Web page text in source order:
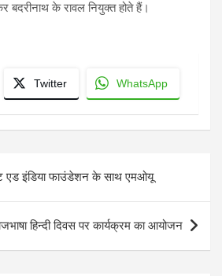
बदरीनाथ के रावल नियुक्त होते हैं।
Twitter WhatsApp
एड इंडिया फाउंडेशन के साथ एमओयू
हिन्दी दिवस पर कार्यक्रम का आयोजन